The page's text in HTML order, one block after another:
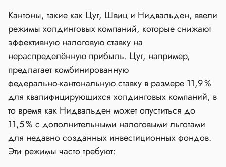
Кантоны, такие как Цуг, Швиц и Нидвальден, ввели
режимы холдинговых компаний, которые снижают
эффективную налоговую ставку на
нераспределённую прибыль. Цуг, например,
предлагает комбинированную
федерально‑кантональную ставку в размере 11,9 %
для квалифицирующихся холдинговых компаний, в
то время как Нидвальден может опуститься до
11,5 % с дополнительными налоговыми льготами
для недавно созданных инвестиционных фондов.
Эти режимы часто требуют: